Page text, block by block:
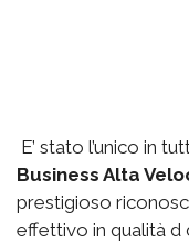
E’ stato l’unico in
Business Alta
prestigioso
effettivo in qualità